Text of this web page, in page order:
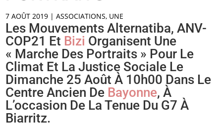
7 AOÛT 2019 |ASSOCIATIONS, UNE
Les Mouvements Alternatiba, ANV-
COP21 Et Bizi Organisent Une
« Marche Des Portraits » Pour Le
Climat Et La Justice Sociale Le
Dimanche 25 Août À 10h00 Dans Le
Centre Ancien De Bayonne, À
L’occasion De La Tenue Du G7 À
Biarritz.